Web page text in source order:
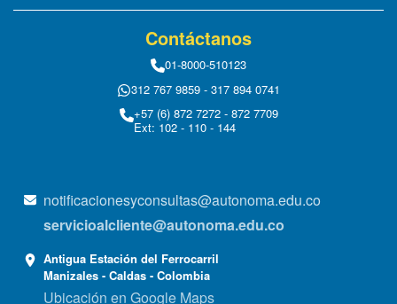
Contáctanos
01-8000-510123
312 767 9859 - 317 894 0741
+57 (6) 872 7272 - 872 7709
Ext: 102 - 110 - 144
notificacionesyconsultas@autonoma.edu.co
servicioalcliente@autonoma.edu.co
Antigua Estación del Ferrocarril
Manizales - Caldas - Colombia
Ubicación en Google Maps